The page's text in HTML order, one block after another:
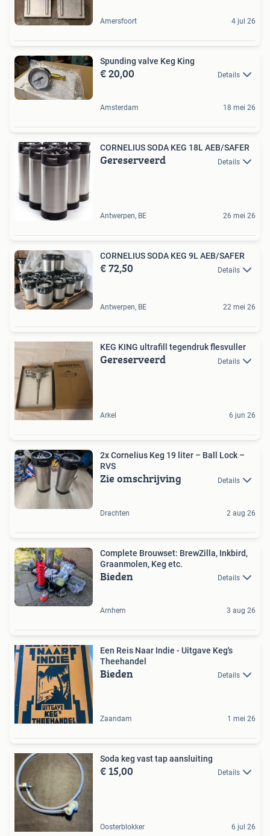
Amersfoort 4 jul 26
Spunding valve Keg King
€ 20,00 Details
Amsterdam 18 mei 26
CORNELIUS SODA KEG 18L AEB/SAFER
Gereserveerd Details
Antwerpen, BE 26 mei 26
CORNELIUS SODA KEG 9L AEB/SAFER
€ 72,50 Details
Antwerpen, BE 22 mei 26
KEG KING ultrafill tegendruk flesvuller
Gereserveerd Details
Arkel 6 jun 26
2x Cornelius Keg 19 liter – Ball Lock –
RVS
Zie omschrijving Details
Drachten 2 aug 26
Complete Brouwset: BrewZilla, Inkbird,
Graanmolen, Keg etc.
Bieden Details
Arnhem 3 aug 26
Een Reis Naar Indie - Uitgave Keg's
Theehandel
Bieden Details
Zaandam 1 mei 26
Soda keg vast tap aansluiting
€ 15,00 Details
Oosterblokker 6 jul 26